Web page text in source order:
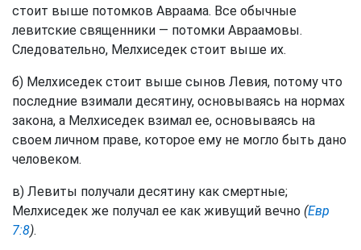
стоит выше потомков Авраама. Все обычные
левитские священники — потомки Авраамовы.
Следовательно, Мелхиседек стоит выше их.
б) Мелхиседек стоит выше сынов Левия, потому что
последние взимали десятину, основываясь на нормах
закона, а Мелхиседек взимал ее, основываясь на
своем личном праве, которое ему не могло быть дано
человеком.
в) Левиты получали десятину как смертные;
Мелхиседек же получал ее как живущий вечно (Евр
7:8).